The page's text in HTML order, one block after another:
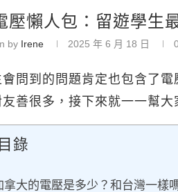
壓懶人包：留遊學生
by Irene 2025 年 6 月 18 日
問到的問題肯定也包含了
善很多，接下來就一一幫大
錄
拿大的電壓是多少？和台灣一樣